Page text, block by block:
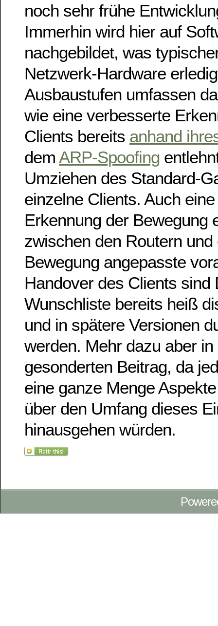
noch sehr frühe
Immerhin wird hier auf
nachgebildet, was
Netzwerk-Hardware
Ausbaustufen umfassen
wie eine verbesserte
Clients bereits anhand
dem ARP-Spoofing
Umziehen des Standard-
einzelne Clients. Auch
Erkennung der Bewegung
zwischen den Routern und
Bewegung angepasste
Handover des Clients sind
Wunschliste bereits heiß
und in spätere Versionen
werden. Mehr dazu aber in
gesonderten Beitrag, da
eine ganze Menge
über den Umfang dieses
hinausgehen würden.